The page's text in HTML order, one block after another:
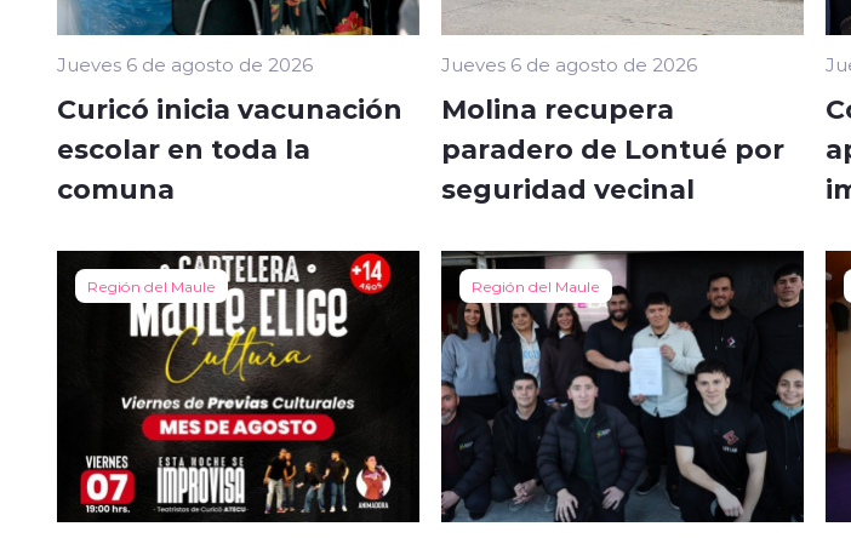
Jueves 6 de agosto de 2026
Curicó inicia vacunación
escolar en toda la
comuna
Jueves 6 de agosto de 2026
Molina recupera
paradero de Lontué por
seguridad vecinal
Región del Maule Región del Maule